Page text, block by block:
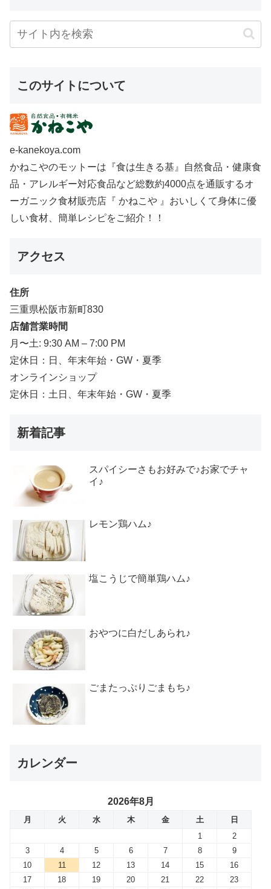
このサイトについて
e-kanekoya.com
かねこやのモットーは『食は生きる基』自然食品・健康食
品・アレルギー対応食品など総数約4000点を通販するオ
ーガニック食材販売店『 かねこや 』おいしくて身体に優
しい食材、簡単レシピをご紹介！！
アクセス
住所
三重県松阪市新町830
店舗営業時間
月〜土: 9:30 AM – 7:00 PM
定休日：日、年末年始・GW・夏季
オンラインショップ
定休日：土日、年末年始・GW・夏季
新着記事
スパイシーさもお好みで♪お家でチャ
イ♪
レモン鶏ハム♪
塩こうじで簡単鶏ハム♪
おやつに白だしあられ♪
ごまたっぷりごまもち♪
カレンダー
2026年8月
月 火 水 木 金 土
日
1
2
3
4 5 6 7 8
9
10
11 12 13 14 15
16
17
18 19 20 21 22
23